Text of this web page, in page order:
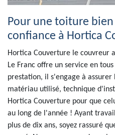
Pour une toiture
confiance à Hortica
Hortica Couverture le couvreur
Le Franc offre un service en
prestation, il s'engage à
matériau utilisé, technique
Hortica Couverture pour que
au long de l'année ! Ayant
plus de dix ans, soyez rassuré